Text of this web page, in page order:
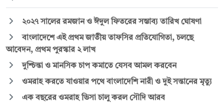
২০২৭ সালের রমজান ও ঈদুল ফিতরের সম্ভাব্য তারিখ ঘোষণা
বাংলাদেশে এই প্রথম জাতীয় তাফসির প্রতিযোগিতা, চলছে
আবেদন, প্রথম পুরস্কার ২ লাখ
দুশ্চিন্তা ও মানসিক চাপ কমাতে যেসব আমল করবেন
ওমরাহ করতে যাওয়ার পথে বাংলাদেশি নারী ও দুই সন্তানের মৃত্যু
এক বছরের ওমরাহ ভিসা চালু করল সৌদি আরব